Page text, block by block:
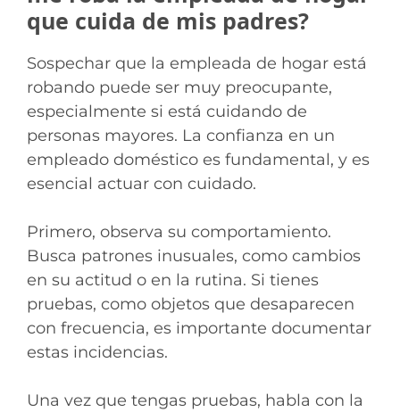
que cuida de mis padres?
Sospechar que la empleada de hogar está
robando puede ser muy preocupante,
especialmente si está cuidando de
personas mayores. La confianza en un
empleado doméstico es fundamental, y es
esencial actuar con cuidado.
Primero, observa su comportamiento.
Busca patrones inusuales, como cambios
en su actitud o en la rutina. Si tienes
pruebas, como objetos que desaparecen
con frecuencia, es importante documentar
estas incidencias.
Una vez que tengas pruebas, habla con la